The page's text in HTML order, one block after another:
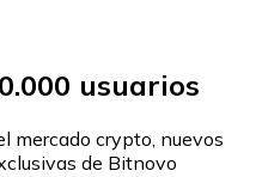
usuarios
mercado crypto, nuevos
de Bitnovo